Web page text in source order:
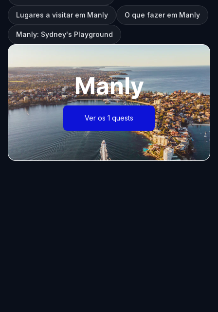
Lugares a visitar em Manly O que fazer em Manly
Manly: Sydney's Playground
Manly
Ver os 1 quests